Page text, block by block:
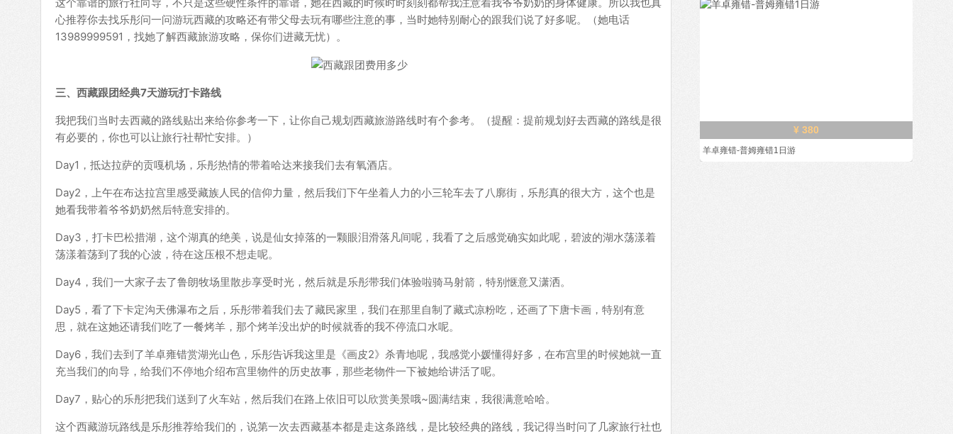
心推荐你去找乐彤问一问游玩西藏的攻略还有带父母去玩有哪些注意的事，当时她特别耐心的跟我们说了好多呢。（她电话
13989999591，找她了解西藏旅游攻略，保你们进藏无忧）。
三、西藏跟团经典7天游玩打卡路线
我把我们当时去西藏的路线贴出来给你参考一下，让你自己规划西藏旅游路线时有个参考。（提醒：提前规划好去西藏的路线是很
有必要的，你也可以让旅行社帮忙安排。）
Day1，抵达拉萨的贡嘎机场，乐彤热情的带着哈达来接我们去有氧酒店。
Day2，上午在布达拉宫里感受藏族人民的信仰力量，然后我们下午坐着人力的小三轮车去了八廓街，乐彤真的很大方，这个也是
她看我带着爷爷奶奶然后特意安排的。
Day3，打卡巴松措湖，这个湖真的绝美，说是仙女掉落的一颗眼泪滑落凡间呢，我看了之后感觉确实如此呢，碧波的湖水荡漾着
荡漾着荡到了我的心波，待在这压根不想走呢。
Day4，我们一大家子去了鲁朗牧场里散步享受时光，然后就是乐彤带我们体验啦骑马射箭，特别惬意又潇洒。
Day5，看了下卡定沟天佛瀑布之后，乐彤带着我们去了藏民家里，我们在那里自制了藏式凉粉吃，还画了下唐卡画，特别有意
思，就在这她还请我们吃了一餐烤羊，那个烤羊没出炉的时候就香的我不停流口水呢。
Day6，我们去到了羊卓雍错赏湖光山色，乐彤告诉我这里是《画皮2》杀青地呢，我感觉小媛懂得好多，在布宫里的时候她就一直
充当我们的向导，给我们不停地介绍布宫里物件的历史故事，那些老物件一下被她给讲活了呢。
Day7，贴心的乐彤把我们送到了火车站，然后我们在路上依旧可以欣赏美景哦~圆满结束，我很满意哈哈。
这个西藏游玩路线是乐彤推荐给我们的，说第一次去西藏基本都是走这条路线，是比较经典的路线，我记得当时问了几家旅行社也
¥ 380
羊卓雍错-普姆雍错1日游